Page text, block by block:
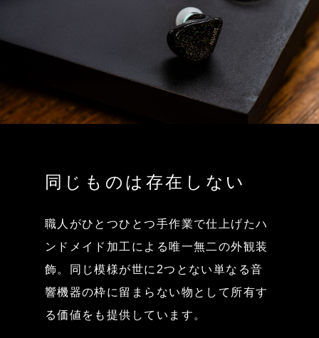
同じものは存在しない
職人がひとつひとつ手作業で仕上げたハ
ンドメイド加工による唯一無二の外観装
飾。同じ模様が世に2つとない単なる音
響機器の枠に留まらない物として所有す
る価値をも提供しています。